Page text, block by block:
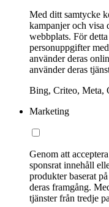
Med ditt samtycke
kampanjer och visa
webbplats. För
personuppgifter
använder deras
använder deras
Bing, Criteo, Meta,
Marketing
Genom att
sponsrat innehåll
produkter baserat
deras framgång.
tjänster från tredje